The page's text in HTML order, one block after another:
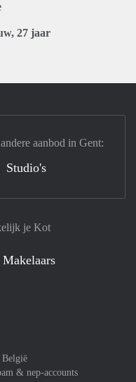
27 jaar
je Kot
België
& nep-accounts
aanbod in Gent:
Studio's